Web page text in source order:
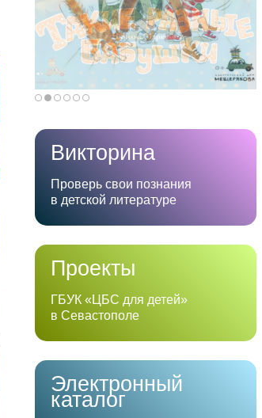
Викторина
Проверь свои познания
в детской литературе
Проекты
ГБУК «ЦБС для детей»
в Севастополе
Электронный
каталог